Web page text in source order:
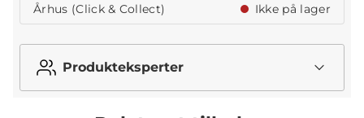
Århus (Click & Collect)
Ikke på lager
Produkteksperter